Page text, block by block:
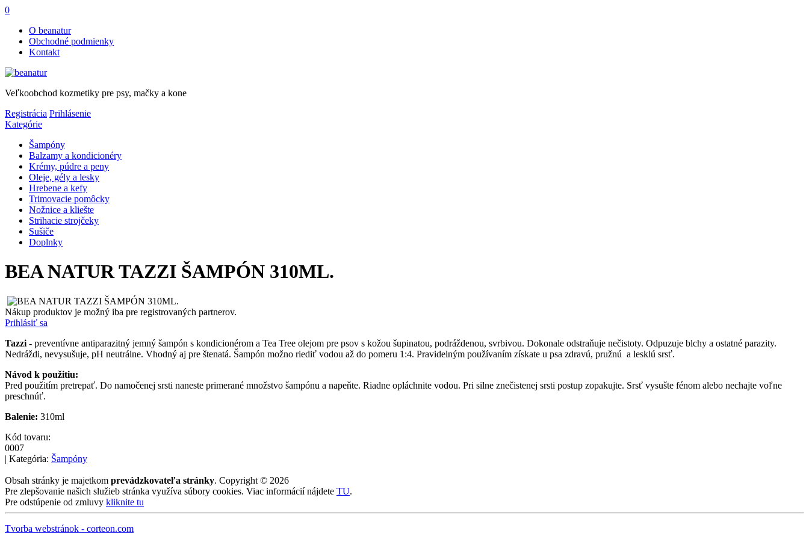
0
O beanatur
Obchodné podmienky
Kontakt
Veľkoobchod kozmetiky pre psy, mačky a kone
Registrácia Prihlásenie
Kategórie
Šampóny
Balzamy a kondicionéry
Krémy, púdre a peny
Oleje, gély a lesky
Hrebene a kefy
Trimovacie pomôcky
Nožnice a kliešte
Strihacie strojčeky
Sušiče
Doplnky
BEA NATUR TAZZI ŠAMPÓN 310ML.
Nákup produktov je možný iba pre registrovaných partnerov.
Prihlásiť sa
Tazzi - preventívne antiparazitný jemný šampón s kondicionérom a Tea Tree olejom pre psov s kožou šupinatou, podráždenou, svrbivou. Dokonale odstraňuje nečistoty. Odpuzuje blchy a ostatné parazity.
Nedráždi, nevysušuje, pH neutrálne. Vhodný aj pre štenatá. Šampón možno riediť vodou až do pomeru 1:4. Pravidelným používaním získate u psa zdravú, pružnú a lesklú srsť.
Návod k použitiu:
Pred použitím pretrepať. Do namočenej srsti naneste primerané množstvo šampónu a napeňte. Riadne opláchnite vodou. Pri silne znečistenej srsti postup zopakujte. Srsť vysušte fénom alebo nechajte voľne
preschnúť.
Balenie: 310ml
Kód tovaru:
0007
| Kategória: Šampóny
Obsah stránky je majetkom prevádzkovateľa stránky. Copyright © 2026
Pre zlepšovanie našich služieb stránka využíva súbory cookies. Viac informácií nájdete TU.
Pre odstúpenie od zmluvy kliknite tu
Tvorba webstránok - corteon.com